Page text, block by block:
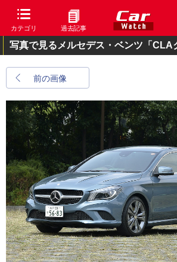
カテゴリ 過去記事
写真で見るメルセデス・ベンツ「CLA
前の画像